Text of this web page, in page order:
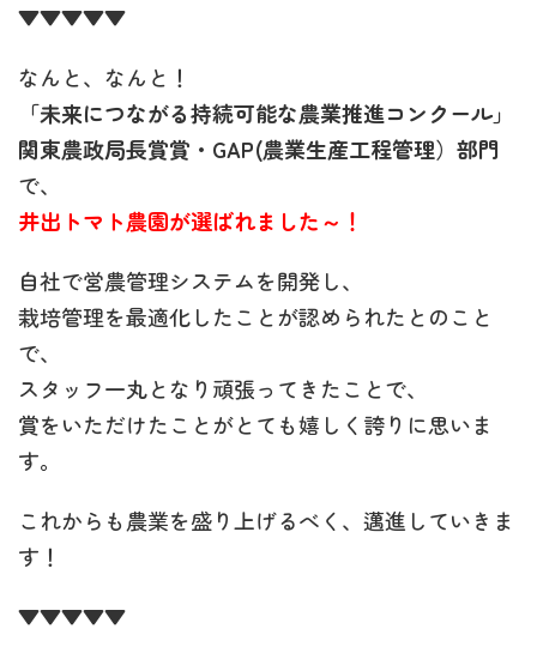
▼▼▼▼▼
なんと、なんと！
「未来につながる持続可能な農業推進コンクール」
関東農政局長賞賞・GAP(農業生産工程管理）部門
で、
井出トマト農園が選ばれました～！
自社で営農管理システムを開発し、
栽培管理を最適化したことが認められたとのこと
で、
スタッフ一丸となり頑張ってきたことで、
賞をいただけたことがとても嬉しく誇りに思いま
す。
これからも農業を盛り上げるべく、邁進していきま
す！
▼▼▼▼▼